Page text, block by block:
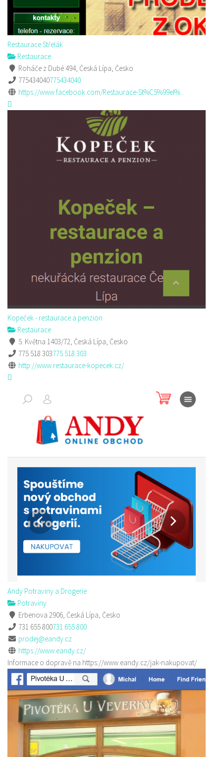
Restaurace Střelák
Restaurace
Roháče z Dubé 494, Česká Lípa, Česko
775434040775434040
https://www.facebook.com/Restaurace-St%C5%99el%...
Kopeček - restaurace a penzion
Restaurace
5. Května 1403/72, Česká Lípa, Česko
775 518 303775 518 303
http://www.restaurace-kopecek.cz/
Andy Potraviny a Drogerie
Potraviny
Erbenova 2906, Česká Lípa, Česko
731 655 800731 655 800
prodej@eandy.cz
https://www.eandy.cz/
Informace o dopravě na https://www.eandy.cz/jak-nakupovat/